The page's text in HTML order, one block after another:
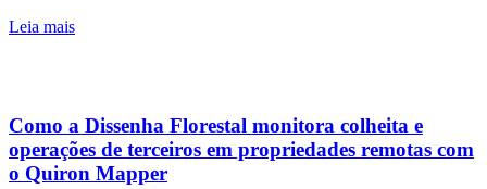
Leia mais
Como a Dissenha Florestal monitora colheita e
operações de terceiros em propriedades remotas com
o Quiron Mapper